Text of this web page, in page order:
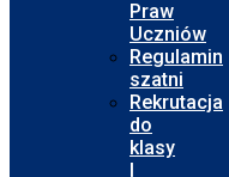
Praw
Uczniów
Regulamin
szatni
Rekrutacja
do
klasy
I